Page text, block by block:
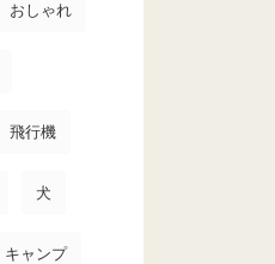
おしゃれ
飛行機
犬
キャンプ